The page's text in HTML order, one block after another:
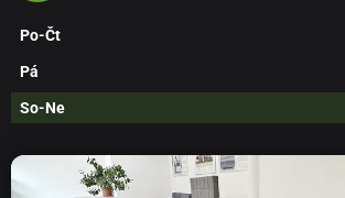
Po-Čt
Pá
So-Ne